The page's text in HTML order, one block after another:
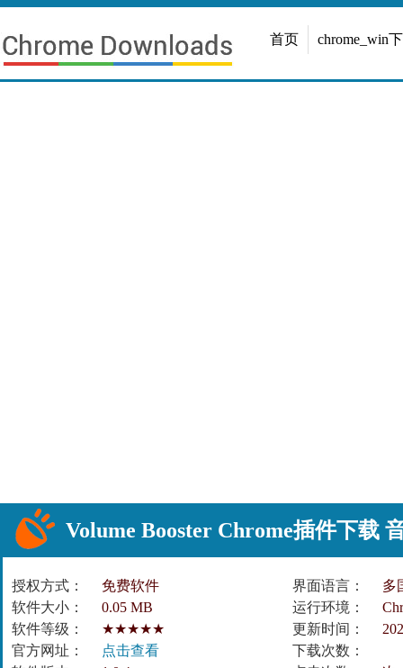
首页 chrome_win
Volume Booster Chrome插件下载
授权方式： 免费软件 界面语言：
多
软件大小：
0.05 MB 运行环境：
软件等级：
★★★★★ 更新时间：
官方网址：
点击查看
下载次数：